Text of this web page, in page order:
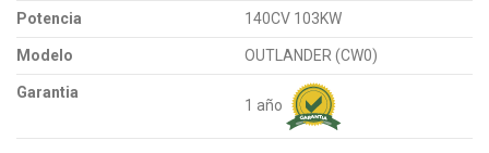
Potencia 140CV 103KW
Modelo OUTLANDER (CW0)
Garantia
1 año